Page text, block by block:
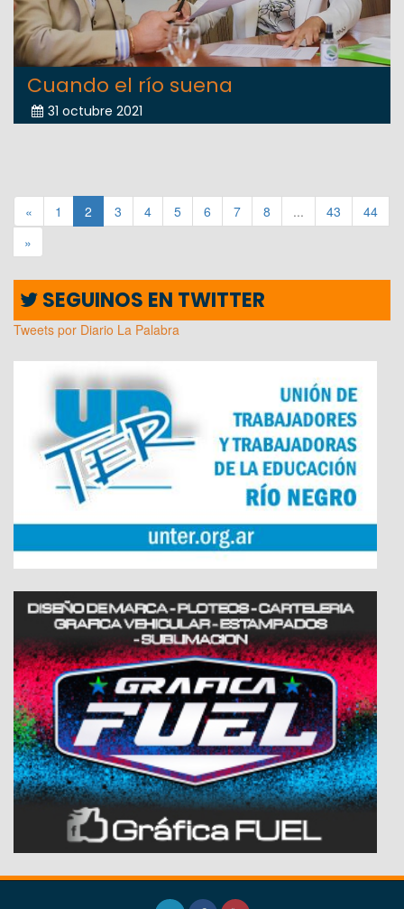
Cuando el río suena
31 octubre 2021
« 1 2 3 4 5 6 7 8 ... 43
44
»
SEGUINOS EN TWITTER
Tweets por Diario La Palabra